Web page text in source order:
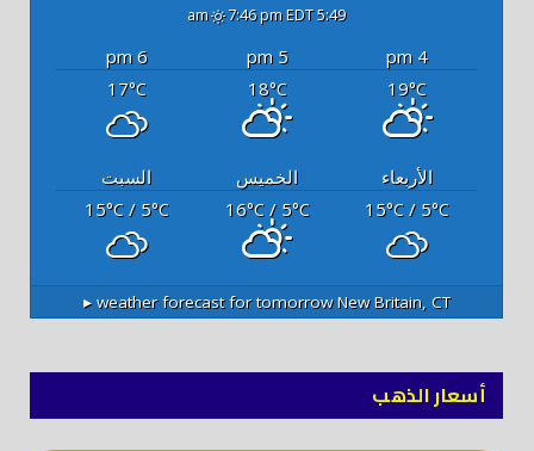
5:49 am
7:46 pm EDT
4 pm
5 pm
6 pm
19°C
18°C
17°C
الأربعاء الخميس
السبت
15°C / 5°C
16°C/ 5°C
15°C/ 5°C
New Britain, CT
weather forecast for tomorrow ▸
أسعار الذهب